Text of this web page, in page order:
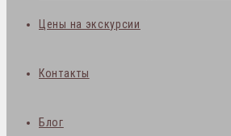
Цены на экскурсии
Контакты
Блог